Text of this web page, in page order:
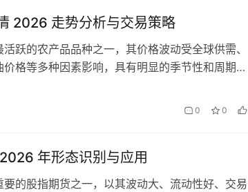
2026 走势分析与交易策略
跃的农产品品种之一，其价格波动受全球供需、
格等多种因素影响，具有明显的季节性和周期性
2026 年，全球白糖市场正从过剩转向紧平衡，价
0 0
年形态识别与应用
的股指期货之一，以其波动大、流动性好、交易